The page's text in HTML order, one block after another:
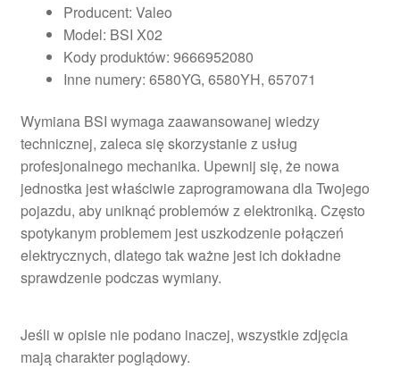
Producent: Valeo
Model: BSI X02
Kody produktów: 9666952080
Inne numery: 6580YG, 6580YH, 657071
Wymiana BSI wymaga zaawansowanej wiedzy
technicznej, zaleca się skorzystanie z usług
profesjonalnego mechanika. Upewnij się, że nowa
jednostka jest właściwie zaprogramowana dla Twojego
pojazdu, aby uniknąć problemów z elektroniką. Często
spotykanym problemem jest uszkodzenie połączeń
elektrycznych, dlatego tak ważne jest ich dokładne
sprawdzenie podczas wymiany.
Jeśli w opisie nie podano inaczej, wszystkie zdjęcia
mają charakter poglądowy.